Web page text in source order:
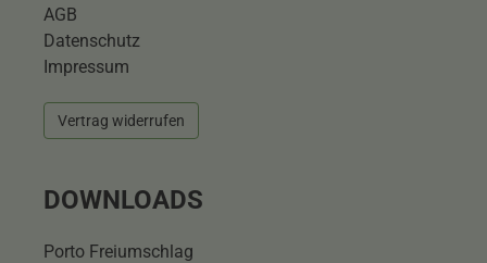
AGB
Datenschutz
Impressum
Vertrag widerrufen
DOWNLOADS
Porto Freiumschlag